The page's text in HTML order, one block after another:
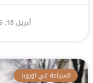
أبريل 18, 2026
السياحة في اوروبا